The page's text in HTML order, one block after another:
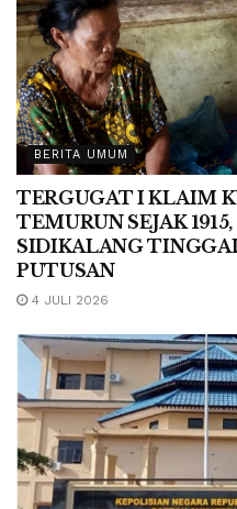
BERITA UMUM
TERGUGAT I KLAIM
TEMURUN SEJAK
SIDIKALANG
PUTUSAN
4 JULI 2026